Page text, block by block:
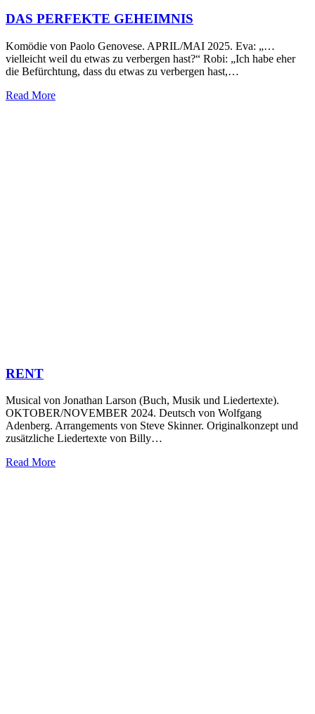
DAS PERFEKTE GEHEIMNIS
Komödie von Paolo Genovese. APRIL/MAI 2025. Eva: „…
vielleicht weil du etwas zu verbergen hast?“ Robi: „Ich habe eher
die Befürchtung, dass du etwas zu verbergen hast,…
Read More
RENT
Musical von Jonathan Larson (Buch, Musik und Liedertexte).
OKTOBER/NOVEMBER 2024. Deutsch von Wolfgang
Adenberg. Arrangements von Steve Skinner. Originalkonzept und
zusätzliche Liedertexte von Billy…
Read More